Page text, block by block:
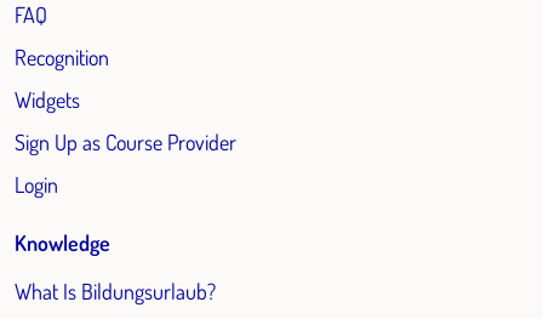
FAQ
Recognition
Widgets
Sign Up as Course Provider
Login
Knowledge
What Is Bildungsurlaub?